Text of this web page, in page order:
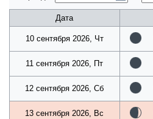
Дата
10 сентября 2026, Чт
11 сентября 2026, Пт
12 сентября 2026, Сб
13 сентября 2026, Вс